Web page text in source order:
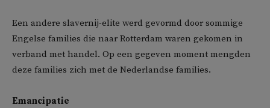
Een andere slavernij-elite werd gevormd door sommige
Engelse families die naar Rotterdam waren gekomen in
verband met handel. Op een gegeven moment mengden
deze families zich met de Nederlandse families.
Emancipatie